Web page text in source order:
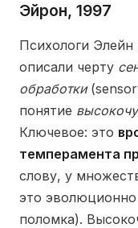
Эйрон, 1997
Психологи
описали черту
обработки
понятие
Ключевое: это
темперамента
слову, у
это эволюционно
поломка).